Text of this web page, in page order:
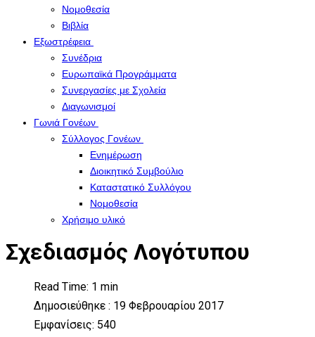
Νομοθεσία
Βιβλία
Εξωστρέφεια
Συνέδρια
Ευρωπαϊκά Προγράμματα
Συνεργασίες με Σχολεία
Διαγωνισμοί
Γωνιά Γονέων
Σύλλογος Γονέων
Ενημέρωση
Διοικητικό Συμβούλιο
Καταστατικό Συλλόγου
Νομοθεσία
Χρήσιμο υλικό
Σχεδιασμός Λογότυπου
Read Time: 1 min
Δημοσιεύθηκε : 19 Φεβρουαρίου 2017
Εμφανίσεις: 540